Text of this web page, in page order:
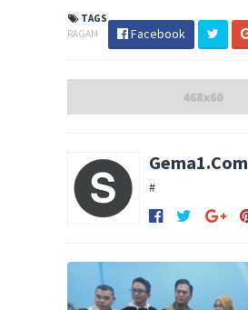
TAGS
RAGAM
Facebook
Gema1.Com
#